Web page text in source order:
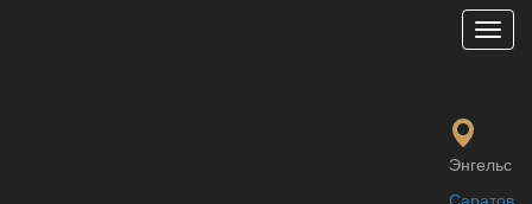
Меню
Энгельс
Саратов